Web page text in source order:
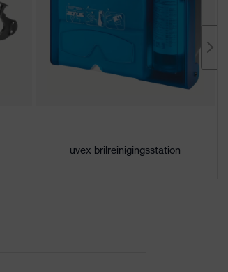
uvex brilreinigingsstation